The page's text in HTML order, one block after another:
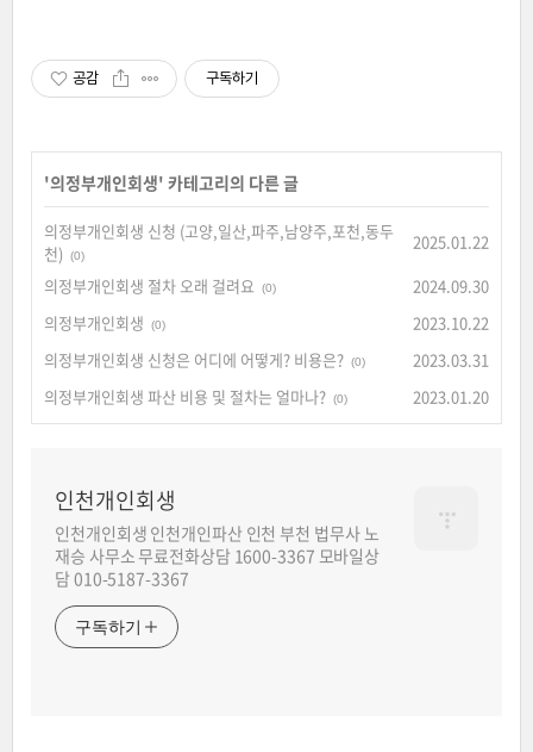
공감 구독하기
'의정부개인회생' 카테고리의 다른 글
의정부개인회생 신청 (고양,일산,파주,남양주,포천,동두
천)
(0)
2025.01.22
의정부개인회생 절차 오래 걸려요
(0)
2024.09.30
의정부개인회생
(0)
2023.10.22
의정부개인회생 신청은 어디에 어떻게? 비용은? (0)
2023.03.31
의정부개인회생 파산 비용 및 절차는 얼마나? (0) 2023.01.20
인천개인회생
인천개인회생 인천개인파산 인천 부천 법무사 노
재승 사무소 무료전화상담 1600-3367 모바일상
담 010-5187-3367
구독하기